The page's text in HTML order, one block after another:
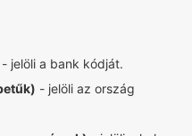
- jelöli a bank kódját.
- jelöli az ország